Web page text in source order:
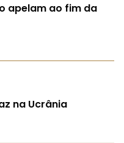
apelam ao fim da
na Ucrânia